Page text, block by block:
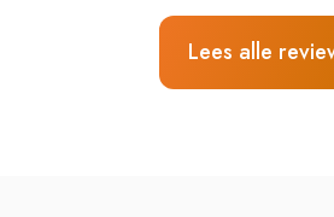
Lees alle